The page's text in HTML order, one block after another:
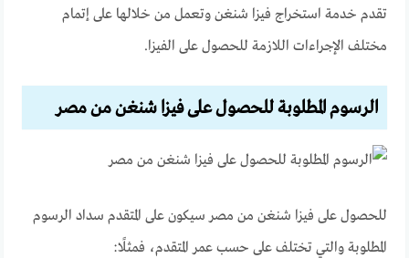
تقدم خدمة استخراج فيزا شنغن وتعمل من خلالها على إتمام
مختلف الإجراءات اللازمة للحصول على الفيزا.
الرسوم المطلوبة للحصول على فيزا شنغن من مصر
للحصول على فيزا شنغن من مصر سيكون على المتقدم سداد الرسوم
المطلوبة والتي تختلف على حسب عمر المتقدم، فمثلًا: